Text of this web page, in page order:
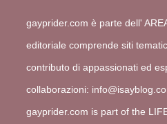
gayprider.com è parte dell'
editoriale comprende siti
contributo di appassionati ed
collaborazioni:
gayprider.com is part of the